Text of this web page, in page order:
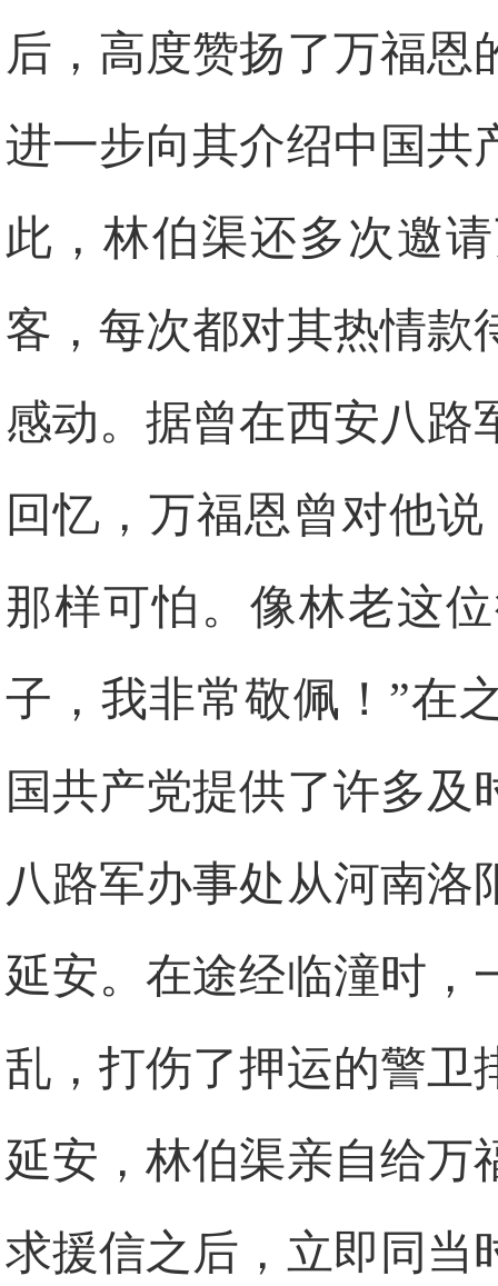
后，高度赞扬了万福恩
进一步向其介绍中国共
此，林伯渠还多次邀
客，每次都对其热情款
感动。据曾在西安八路
回忆，万福恩曾对他
那样可怕。像林老这
子，我非常敬佩！”在
国共产党提供了许多及
八路军办事处从河南洛
延安。在途经临潼时，
乱，打伤了押运的警卫
延安，林伯渠亲自给万
求援信之后，立即同当